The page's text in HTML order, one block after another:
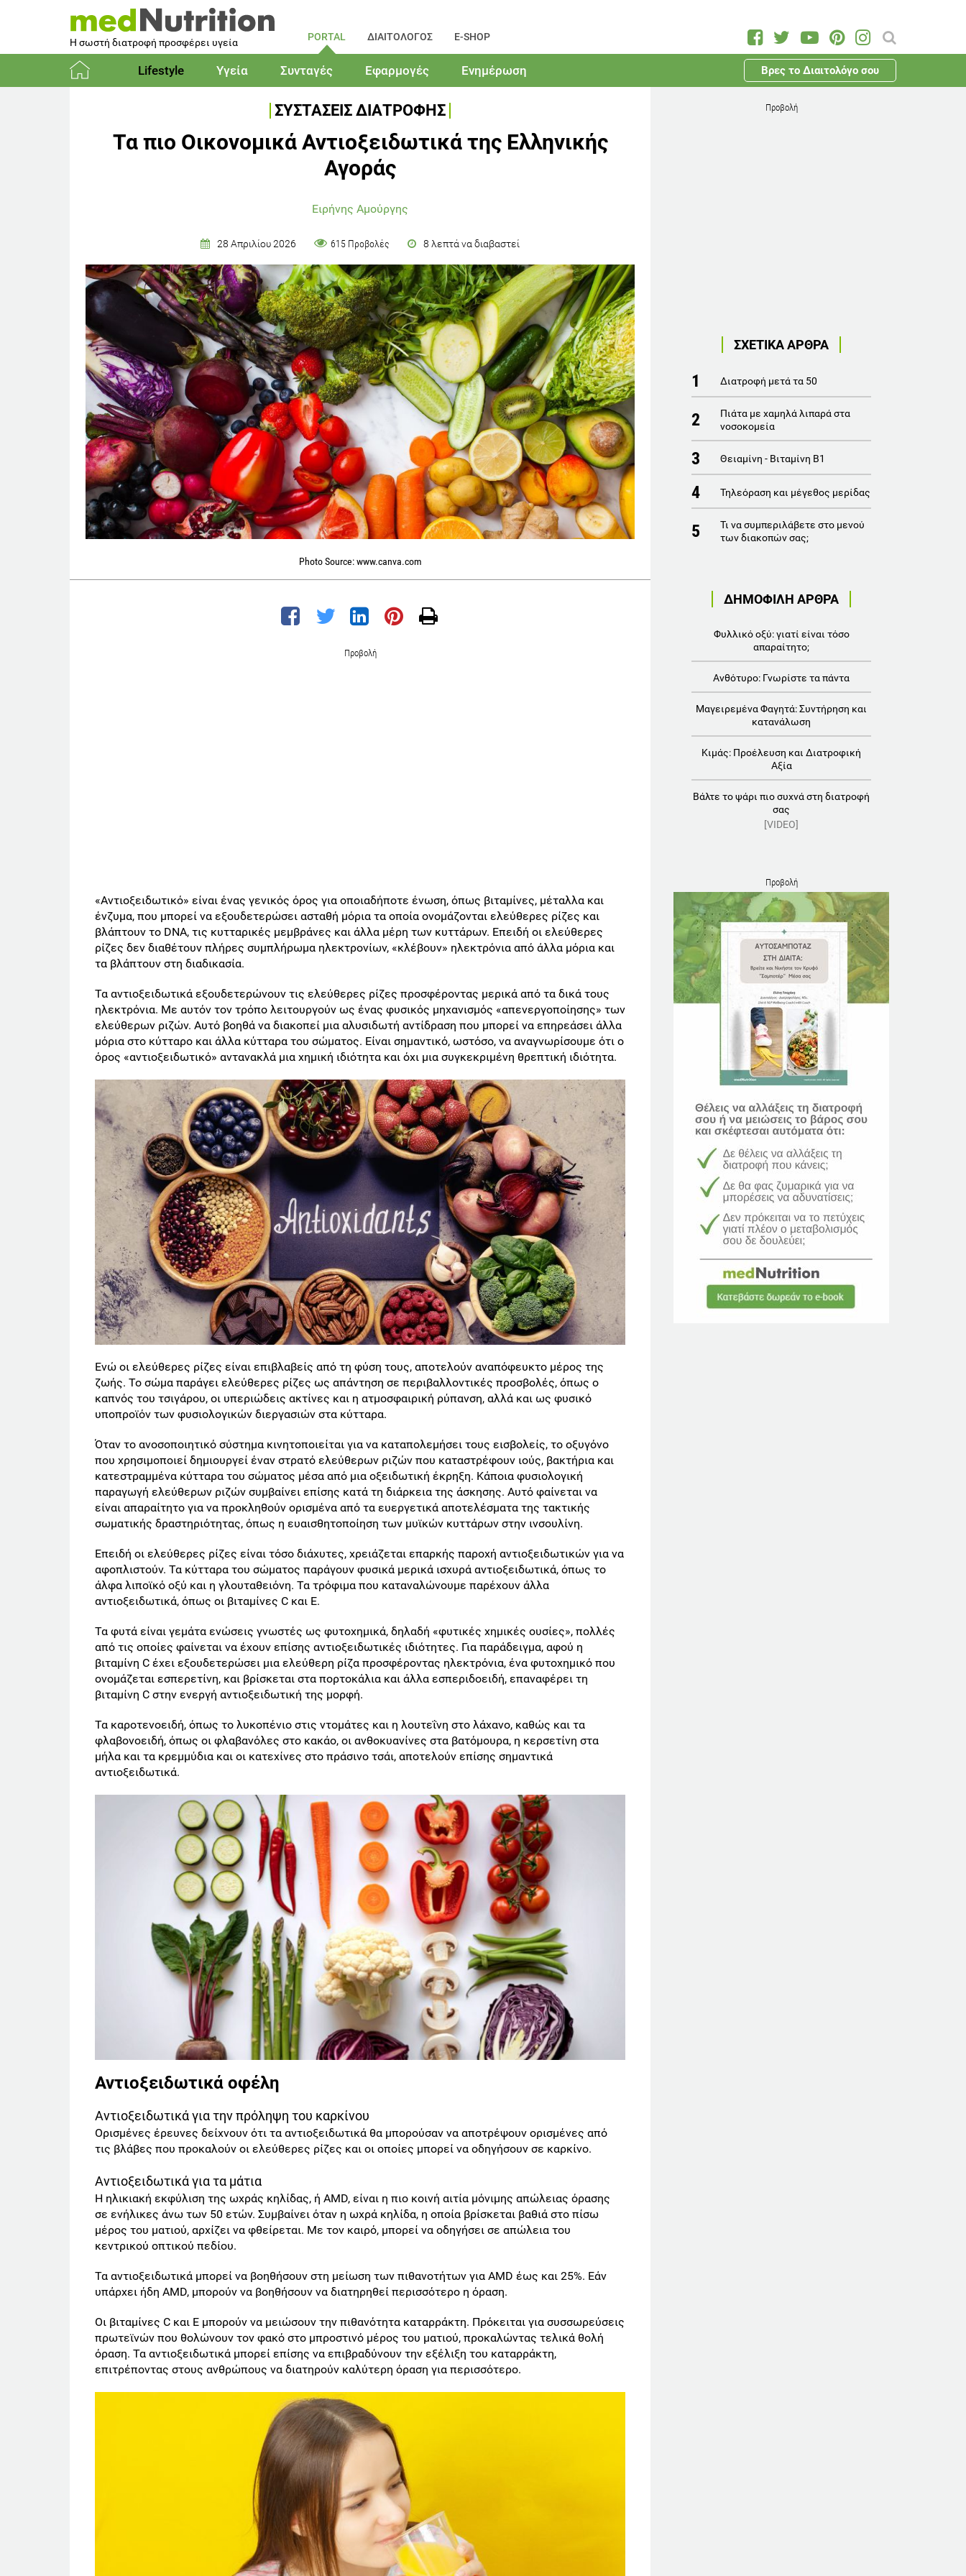
Η σωστή διατροφή προσφέρει υγεία PORTAL ΔΙΑΙΤΟΛΟΓΟΣ E-SHOP
Lifestyle Υγεία Συνταγές Εφαρμογές Ενημέρωση Βρες το Διαιτολόγο σου
ΣΥΣΤΑΣΕΙΣ ΔΙΑΤΡΟΦΗΣ
Τα πιο Οικονομικά Αντιοξειδωτικά της Ελληνικής
Αγοράς
Ειρήνης Αμούργης
28 Απριλίου 2026 615 Προβολές 8 λεπτά να διαβαστεί
Photo Source: www.canva.com
Προβολή
«Αντιοξειδωτικό» είναι ένας γενικός όρος για οποιαδήποτε ένωση, όπως βιταμίνες, μέταλλα και
ένζυμα, που μπορεί να εξουδετερώσει ασταθή μόρια τα οποία ονομάζονται ελεύθερες ρίζες και
βλάπτουν το DNA, τις κυτταρικές μεμβράνες και άλλα μέρη των κυττάρων. Επειδή οι ελεύθερες
ρίζες δεν διαθέτουν πλήρες συμπλήρωμα ηλεκτρονίων, «κλέβουν» ηλεκτρόνια από άλλα μόρια και
τα βλάπτουν στη διαδικασία.
Τα αντιοξειδωτικά εξουδετερώνουν τις ελεύθερες ρίζες προσφέροντας μερικά από τα δικά τους
ηλεκτρόνια. Με αυτόν τον τρόπο λειτουργούν ως ένας φυσικός μηχανισμός «απενεργοποίησης» των
ελεύθερων ριζών. Αυτό βοηθά να διακοπεί μια αλυσιδωτή αντίδραση που μπορεί να επηρεάσει άλλα
μόρια στο κύτταρο και άλλα κύτταρα του σώματος. Είναι σημαντικό, ωστόσο, να αναγνωρίσουμε ότι ο
όρος «αντιοξειδωτικό» αντανακλά μια χημική ιδιότητα και όχι μια συγκεκριμένη θρεπτική ιδιότητα.
Ενώ οι ελεύθερες ρίζες είναι επιβλαβείς από τη φύση τους, αποτελούν αναπόφευκτο μέρος της
ζωής. Το σώμα παράγει ελεύθερες ρίζες ως απάντηση σε περιβαλλοντικές προσβολές, όπως ο
καπνός του τσιγάρου, οι υπεριώδεις ακτίνες και η ατμοσφαιρική ρύπανση, αλλά και ως φυσικό
υποπροϊόν των φυσιολογικών διεργασιών στα κύτταρα.
Όταν το ανοσοποιητικό σύστημα κινητοποιείται για να καταπολεμήσει τους εισβολείς, το οξυγόνο
που χρησιμοποιεί δημιουργεί έναν στρατό ελεύθερων ριζών που καταστρέφουν ιούς, βακτήρια και
κατεστραμμένα κύτταρα του σώματος μέσα από μια οξειδωτική έκρηξη. Κάποια φυσιολογική
παραγωγή ελεύθερων ριζών συμβαίνει επίσης κατά τη διάρκεια της άσκησης. Αυτό φαίνεται να
είναι απαραίτητο για να προκληθούν ορισμένα από τα ευεργετικά αποτελέσματα της τακτικής
σωματικής δραστηριότητας, όπως η ευαισθητοποίηση των μυϊκών κυττάρων στην ινσουλίνη.
Επειδή οι ελεύθερες ρίζες είναι τόσο διάχυτες, χρειάζεται επαρκής παροχή αντιοξειδωτικών για να
αφοπλιστούν. Τα κύτταρα του σώματος παράγουν φυσικά μερικά ισχυρά αντιοξειδωτικά, όπως το
άλφα λιποϊκό οξύ και η γλουταθειόνη. Τα τρόφιμα που καταναλώνουμε παρέχουν άλλα
αντιοξειδωτικά, όπως οι βιταμίνες C και E.
Τα φυτά είναι γεμάτα ενώσεις γνωστές ως φυτοχημικά, δηλαδή «φυτικές χημικές ουσίες», πολλές
από τις οποίες φαίνεται να έχουν επίσης αντιοξειδωτικές ιδιότητες. Για παράδειγμα, αφού η
βιταμίνη C έχει εξουδετερώσει μια ελεύθερη ρίζα προσφέροντας ηλεκτρόνια, ένα φυτοχημικό που
ονομάζεται εσπερετίνη, και βρίσκεται στα πορτοκάλια και άλλα εσπεριδοειδή, επαναφέρει τη
βιταμίνη C στην ενεργή αντιοξειδωτική της μορφή.
Τα καροτενοειδή, όπως το λυκοπένιο στις ντομάτες και η λουτεΐνη στο λάχανο, καθώς και τα
φλαβονοειδή, όπως οι φλαβανόλες στο κακάο, οι ανθοκυανίνες στα βατόμουρα, η κερσετίνη στα
μήλα και τα κρεμμύδια και οι κατεχίνες στο πράσινο τσάι, αποτελούν επίσης σημαντικά
αντιοξειδωτικά.
Αντιοξειδωτικά οφέλη
Αντιοξειδωτικά για την πρόληψη του καρκίνου
Ορισμένες έρευνες δείχνουν ότι τα αντιοξειδωτικά θα μπορούσαν να αποτρέψουν ορισμένες από
τις βλάβες που προκαλούν οι ελεύθερες ρίζες και οι οποίες μπορεί να οδηγήσουν σε καρκίνο.
Αντιοξειδωτικά για τα μάτια
Η ηλικιακή εκφύλιση της ωχράς κηλίδας, ή AMD, είναι η πιο κοινή αιτία μόνιμης απώλειας όρασης
σε ενήλικες άνω των 50 ετών. Συμβαίνει όταν η ωχρά κηλίδα, η οποία βρίσκεται βαθιά στο πίσω
μέρος του ματιού, αρχίζει να φθείρεται. Με τον καιρό, μπορεί να οδηγήσει σε απώλεια του
κεντρικού οπτικού πεδίου.
Τα αντιοξειδωτικά μπορεί να βοηθήσουν στη μείωση των πιθανοτήτων για AMD έως και 25%. Εάν
υπάρχει ήδη AMD, μπορούν να βοηθήσουν να διατηρηθεί περισσότερο η όραση.
Οι βιταμίνες C και E μπορούν να μειώσουν την πιθανότητα καταρράκτη. Πρόκειται για συσσωρεύσεις
πρωτεϊνών που θολώνουν τον φακό στο μπροστινό μέρος του ματιού, προκαλώντας τελικά θολή
όραση. Τα αντιοξειδωτικά μπορεί επίσης να επιβραδύνουν την εξέλιξη του καταρράκτη,
επιτρέποντας στους ανθρώπους να διατηρούν καλύτερη όραση για περισσότερο.
Προβολή
ΣΧΕΤΙΚΑ ΑΡΘΡΑ
1 Διατροφή μετά τα 50
2
Πιάτα με χαμηλά λιπαρά στα
νοσοκομεία
3 Θειαμίνη - Βιταμίνη Β1
4 Τηλεόραση και μέγεθος μερίδας
5
Τι να συμπεριλάβετε στο μενού
των διακοπών σας;
ΔΗΜΟΦΙΛΗ ΑΡΘΡΑ
Φυλλικό οξύ: γιατί είναι τόσο
απαραίτητο;
Ανθότυρο: Γνωρίστε τα πάντα
Μαγειρεμένα Φαγητά: Συντήρηση και
κατανάλωση
Κιμάς: Προέλευση και Διατροφική
Αξία
Βάλτε το ψάρι πιο συχνά στη διατροφή
σας
[VIDEO]
Προβολή